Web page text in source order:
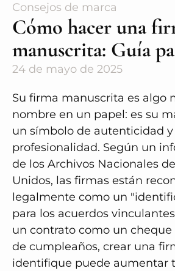
Consejos de marca
Cómo hacer una
manuscrita: Guía
24 de mayo de 2025
Su firma manuscrita es algo
nombre en un papel: es su
un símbolo de autenticidad
profesionalidad. Según un
de los Archivos Nacionales
Unidos, las firmas están
legalmente como un
para los acuerdos
un contrato como un cheque
de cumpleaños, crear una
identifique puede aumentar